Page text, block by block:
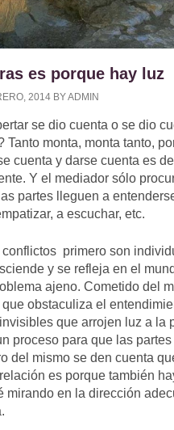
es porque hay luz
2014 BYADMIN
se dio cuenta o se dio
Tanto monta, monta tanto,
cuenta y darse cuenta es
Y el mediador sólo
partes lleguen a
a escuchar, etc.
primero son
y se refleja en el
ajeno. Cometido del
obstaculiza el
que arrojen luz a la
proceso para que las
del mismo se den cuenta
es porque también
mirando en la dirección